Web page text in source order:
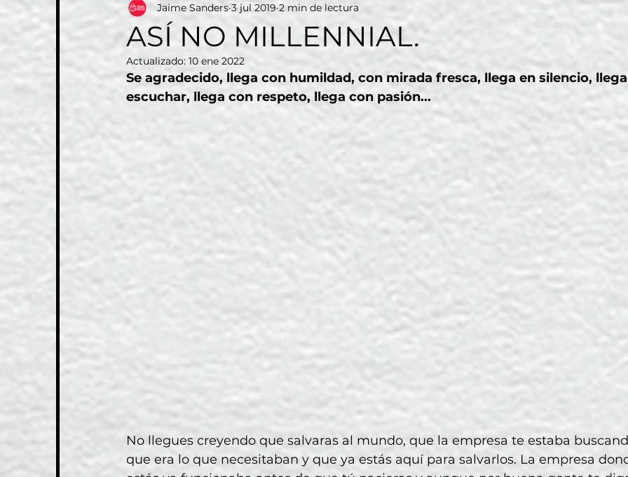
ASÍ NO MILLENNIAL.
Jaime Sanders 3 jul 2019 2 min de lectura
Actualizado: 10 ene 2022
Se agradecido, llega con humildad, con mirada fresca, llega en silencio,
escuchar, llega con respeto, llega con pasión...
No llegues creyendo que salvaras al mundo, que la empresa te estaba
que era lo que necesitaban y que ya estás aquí para salvarlos. La empresa